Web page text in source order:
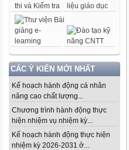
CÁC Ý KIẾN MỚI NHẤT
Kế hoạch hành động cá nhân
nâng cao chất lượng...
Chương trình hành động thực
hiện nhiệm vụ nhiệm kỳ...
Kế hoạch hành động thực hiện
nhiệm kỳ 2026-2031 ở...